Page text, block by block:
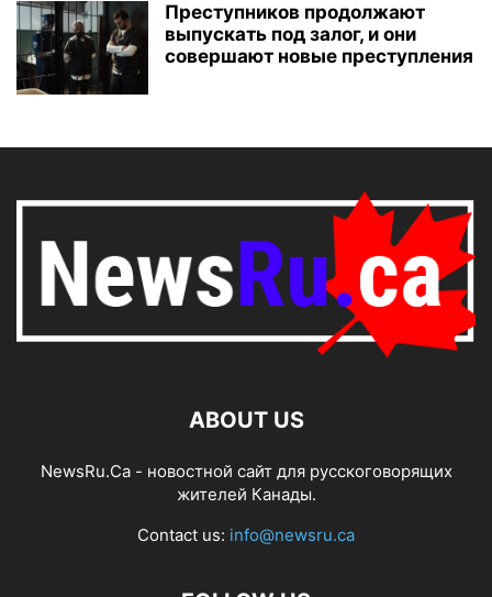
Преступников продолжают
выпускать под залог, и они
совершают новые преступления
ABOUT US
NewsRu.Ca - новостной сайт для русскоговорящих
жителей Канады.
Contact us: info@newsru.ca